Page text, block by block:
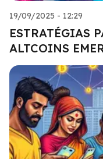
19/09/2025 - 12:29
ESTRATÉGIAS
ALTCOINS